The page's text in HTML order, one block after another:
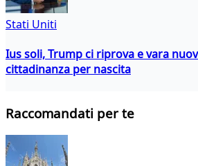
Stati Uniti
Ius soli, Trump ci riprova e vara
cittadinanza per nascita
Raccomandati per te